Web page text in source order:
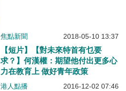
焦點新聞 2018-05-10 13:37
【短片】【對未來特首有乜要
求？】何漢權：期望他付出更多心
力在教育上 做好青年政策
港人點播 2016-12-02 07:46